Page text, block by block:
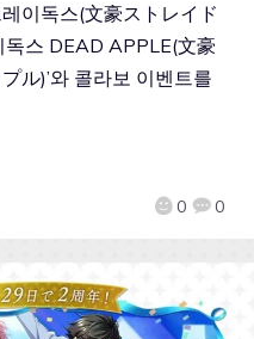
0 0
이독스(文豪ストレイド
독스 DEAD APPLE(文豪
ル)’와 콜라보 이벤트를